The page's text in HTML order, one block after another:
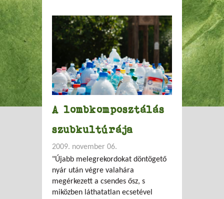
A lombkomposztálás
szubkultúrája
2009. november 06.
"Újabb melegrekordokat döntögető
nyár után végre valahára
megérkezett a csendes ősz, s
miközben láthatatlan ecsetével